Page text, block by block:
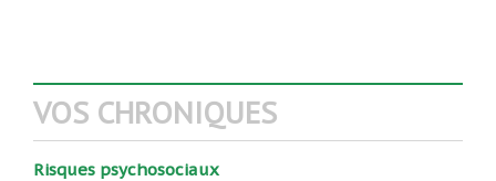
VOS CHRONIQUES
Risques psychosociaux